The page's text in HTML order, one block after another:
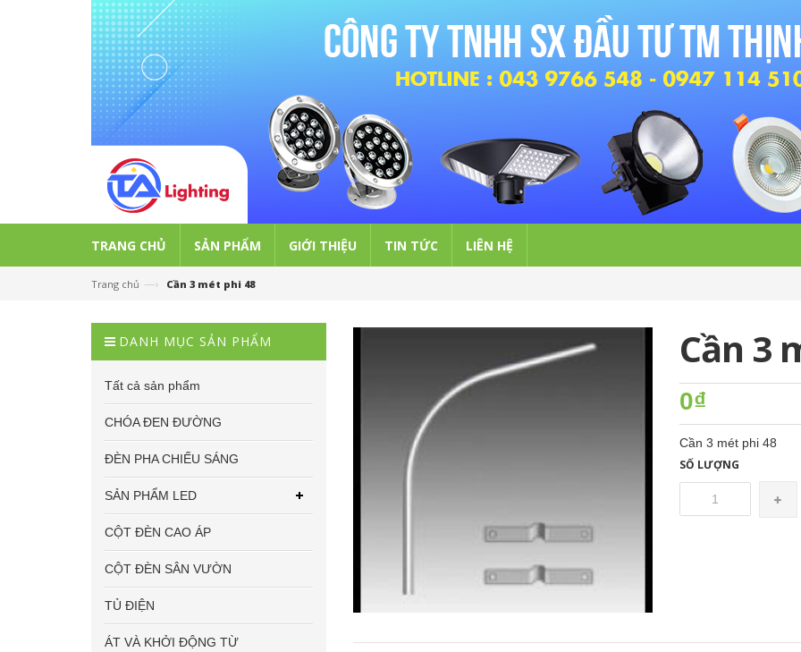
TRANG CHỦ SẢN PHẨM GIỚI THIỆU TIN TỨC LIÊN HỆ
Trang chủ —› Cần 3 mét phi 48
Cần 3
0₫
Cần 3 mét phi 48
SỐ LƯỢNG
DANH MỤC SẢN PHẨM
Tất cả sản phẩm
CHÓA ĐEN ĐƯỜNG
ĐÈN PHA CHIẾU SÁNG
SẢN PHẨM LED
CỘT ĐÈN CAO ÁP
CỘT ĐÈN SÂN VƯỜN
TỦ ĐIỆN
ÁT VÀ KHỞI ĐỘNG TỪ